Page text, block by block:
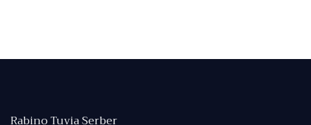
Rabino Tuvia Serber